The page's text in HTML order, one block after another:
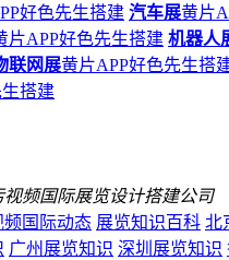
好色先生搭建 汽车展黄片
片APP好色先生搭建 机器人
联网展黄片APP好色先生搭
搭建
国际动态 展览知识百科 北
广州展览知识 深圳展览知识